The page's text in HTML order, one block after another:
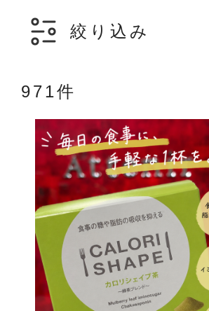
ア
絞り込み
971件